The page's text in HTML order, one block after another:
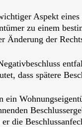
Aspekt eines
zu einem
Änderung der
dass spätere
ein
er die